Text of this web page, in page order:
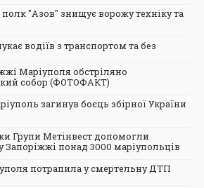
"Азов" знищує ворожу техніку та
водіїв з транспортом та без
Маріуполя обстріляно
собор (ФОТОФАКТ)
загинув боєць збірної України
Групи Метінвест допомогли
Запоріжжі понад 3000 маріупольців
потрапила у смертельну ДТП